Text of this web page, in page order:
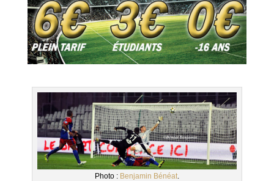
Photo : Benjamin Bénéat.